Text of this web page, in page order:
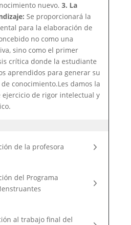
nuevo. 3. La
Se proporcionará la
para la elaboración de
no como una
sino como el primer
crítica donde la estudiante
aprendidos para generar su
conocimiento.Les damos la
ejercicio de rigor intelectual y
de la profesora
del Programa
al trabajo final del